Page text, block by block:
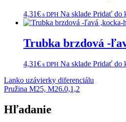
4,31€ s DPH Na sklade Pridať do
Trubka brzdová -
4,31€ s DPH Na sklade Pridať do
Navigácia
v
článku
Lanko uzávierky diferenciálu
Pružina M25, M26.0,1,2
Hľadanie